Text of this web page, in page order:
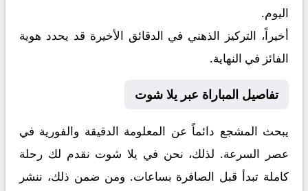
اليوم.
أخيراً، التركيز الذهني في الدقائق الأخيرة قد يحدد هوية
الفائز في النهاية.
تفاصيل المباراة عبر يلا شوت
يبحث المشجع دائماً عن المعلومة الدقيقة والفورية في
عصر السرعة. لذلك، نحن في يلا شوت نقدم لك رحلة
كاملة تبدأ قبل الصافرة بساعات. ومن ضمن ذلك، ننشر